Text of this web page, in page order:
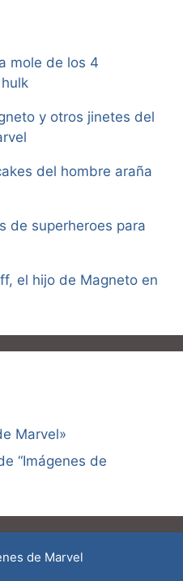
mole de los 4
y otros jinetes del
del hombre araña
de superheroes para
el hijo de Magneto en
Marvel»
“Imágenes de
de Marvel